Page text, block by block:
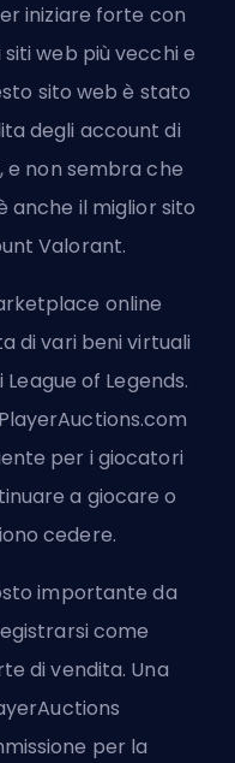
iniziare forte con
web più vecchi e
sito web è stato
degli account di
e non sembra che
anche il miglior sito
Valorant.
online
di vari beni virtuali
of Legends.
per i giocatori
a giocare o
cedere.
importante da
come
di vendita. Una
per la